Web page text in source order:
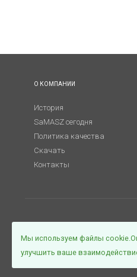
О КОМПАНИИ
История
SaMASZ сегодня
Политика качества
Скачать
Контакты
Мы используем файлы
улучшить ваше